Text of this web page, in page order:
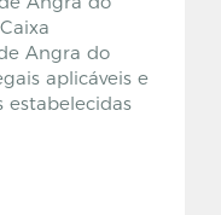
Angra do
aplicáveis e
estabelecidas